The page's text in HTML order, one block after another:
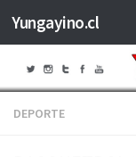
Saltar al contenido
Yungayino.cl
DEPORTE